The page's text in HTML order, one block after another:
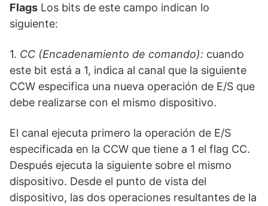
Flags Los bits de este campo indican lo
siguiente:
1. CC (Encadenamiento de comando): cuando
este bit está a 1, indica al canal que la siguiente
CCW especifica una nueva operación de E/S que
debe realizarse con el mismo dispositivo.
El canal ejecuta primero la operación de E/S
especificada en la CCW que tiene a 1 el flag CC.
Después ejecuta la siguiente sobre el mismo
dispositivo. Desde el punto de vista del
dispositivo, las dos operaciones resultantes de la